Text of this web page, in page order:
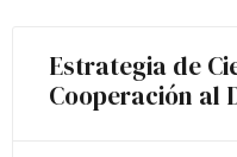
Estrategia de
Cooperación al